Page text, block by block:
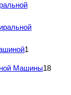
1
Машины18